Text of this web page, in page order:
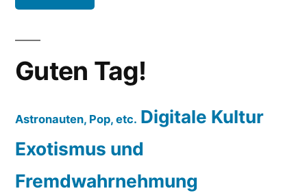
Guten Tag!
Astronauten, Pop, etc. Digitale Kultur
Exotismus und
Fremdwahrnehmung